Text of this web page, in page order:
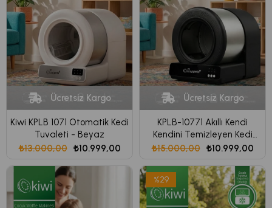
Kiwi KPLB 1071 Otomatik Kedi
Tuvaleti - Beyaz
₺10.999,00
₺13.000,00
Ücretsiz Kargo
KPLB-10771 Akıllı Kendi
Kendini Temizleyen Kedi
Tuvaleti | 60L Geniş İç Hacim
₺10.999,00
₺15.000,00
Ücretsiz Kargo
%29